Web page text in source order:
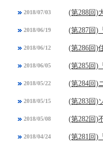
2018/07/03 (第288回)
2018/06/19 (第287回)
2018/06/12 (第286回)
2018/06/05 (第285回)
2018/05/22 (第284回)
2018/05/15 (第283回)
2018/05/08 (第282回)
2018/04/24 (第281回)